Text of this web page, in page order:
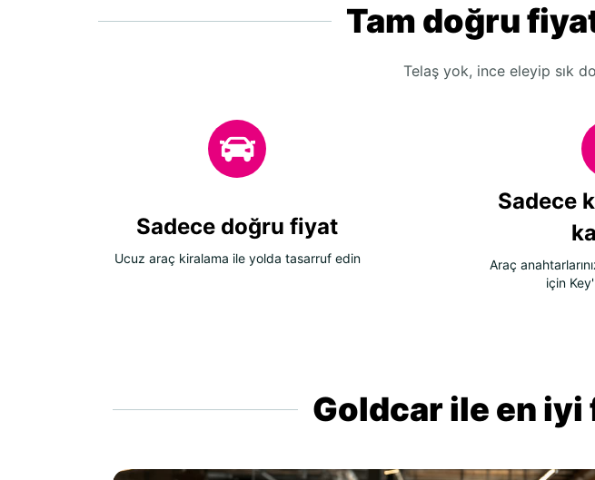
Tam doğru
Telaş yok, ince eleyip sık
Sadece doğru fiyat
Ucuz araç kiralama ile yolda tasarruf edin
Sadece
Araç
için
Goldcar ile en